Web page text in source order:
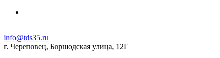
info@tds35.ru
г. Череповец, Боршодская улица, 12Г